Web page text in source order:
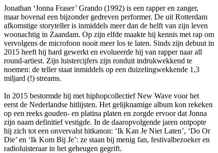
Jonathan ‘Jonna Fraser’ Grando (1992) is een rapper en zanger,
maar bovenal een bijzonder gedreven performer. De uit Rotterdam
afkomstige storyteller is inmiddels meer dan de helft van zijn leven
woonachtig in Zaandam. Op zijn elfde maakte hij kennis met rap om
vervolgens de microfoon nooit meer los te laten. Sinds zijn debuut in
2015 heeft hij hard gewerkt en evolueerde hij van rapper naar all
round-artiest. Zijn luistercijfers zijn ronduit indrukwekkend te
noemen: de teller staat inmiddels op een duizelingwekkende 1,3
miljard (!) streams.
In 2015 bestormde hij met hiphopcollectief New Wave voor het
eerst de Nederlandse hitlijsten. Het gelijknamige album kon rekeken
op een reeks gouden- en platina platen en zorgde ervoor dat Jonna
zijn naam definitief vestigde. In de daaropvolgende jaren ontpopte
hij zich tot een onvervalst hitkanon: ‘Ik Kan Je Niet Laten’, ‘Do Or
Die’ en ‘Ik Kom Bij Je’: ze staan bij menig fan, festivalbezoeker en
radioluisteraar in het geheugen gegrift.